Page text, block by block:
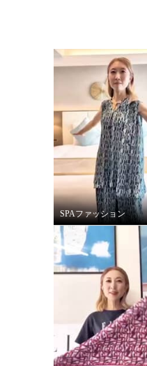
SPAファッション